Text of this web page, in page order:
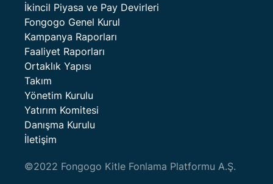
İkincil Piyasa ve Pay Devirleri
Fongogo Genel Kurul
Kampanya Raporları
Faaliyet Raporları
Ortaklık Yapısı
Takım
Yönetim Kurulu
Yatırım Komitesi
Danışma Kurulu
İletişim
©2022 Fongogo Kitle Fonlama Platformu A.Ş.